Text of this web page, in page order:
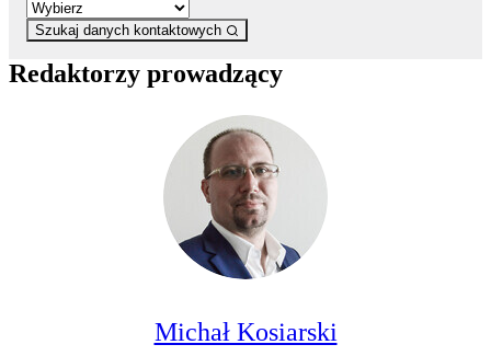
Szukaj danych kontaktowych
Redaktorzy prowadzący
Michał Kosiarski